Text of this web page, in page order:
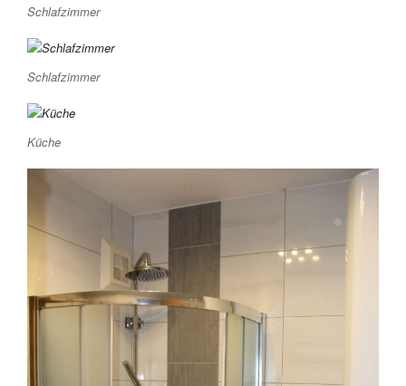
Schlafzimmer
Schlafzimmer
Küche